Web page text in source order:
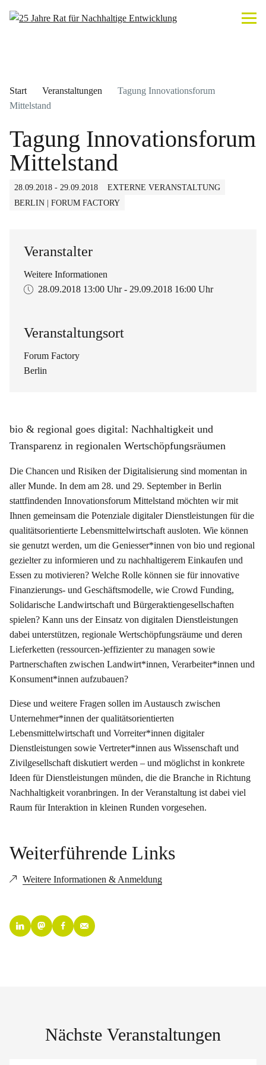
Start Veranstaltungen
Tagung Innovationsforum
Mittelstand
Tagung Innovationsforum
Mittelstand
28.09.2018 - 29.09.2018
EXTERNE VERANSTALTUNG
BERLIN | FORUM FACTORY
Veranstalter
Weitere Informationen
28.09.2018 13:00 Uhr - 29.09.2018 16:00 Uhr
Veranstaltungsort
Forum Factory
Berlin
bio & regional goes digital: Nachhaltigkeit und
Transparenz in regionalen Wertschöpfungsräumen
Die Chancen und Risiken der Digitalisierung sind momentan in
aller Munde. In dem am 28. und 29. September in Berlin
stattfindenden Innovationsforum Mittelstand möchten wir mit
Ihnen gemeinsam die Potenziale digitaler Dienstleistungen für die
qualitätsorientierte Lebensmittelwirtschaft ausloten. Wie können
sie genutzt werden, um die Geniesser*innen von bio und regional
gezielter zu informieren und zu nachhaltigerem Einkaufen und
Essen zu motivieren? Welche Rolle können sie für innovative
Finanzierungs- und Geschäftsmodelle, wie Crowd Funding,
Solidarische Landwirtschaft und Bürgeraktiengesellschaften
spielen? Kann uns der Einsatz von digitalen Dienstleistungen
dabei unterstützen, regionale Wertschöpfungsräume und deren
Lieferketten (ressourcen-)effizienter zu managen sowie
Partnerschaften zwischen Landwirt*innen, Verarbeiter*innen und
Konsument*innen aufzubauen?
Diese und weitere Fragen sollen im Austausch zwischen
Unternehmer*innen der qualitätsorientierten
Lebensmittelwirtschaft und Vorreiter*innen digitaler
Dienstleistungen sowie Vertreter*innen aus Wissenschaft und
Zivilgesellschaft diskutiert werden – und möglichst in konkrete
Ideen für Dienstleistungen münden, die die Branche in Richtung
Nachhaltigkeit voranbringen. In der Veranstaltung ist dabei viel
Raum für Interaktion in kleinen Runden vorgesehen.
Weiterführende Links
Weitere Informationen & Anmeldung
Nächste Veranstaltungen